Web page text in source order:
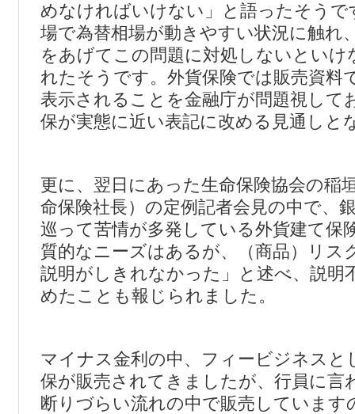
めなければいけない」と語ったそうで
場で為替相場が動きやすい状況に触れ
をあげてこの問題に対処しないといけ
れたそうです。外貨保険では販売資料
表示されることを金融庁が問題視して
保が実態に近い表記に改める見通しと
更に、翌日にあった生命保険協会の稲
命保険社長）の定例記者会見の中で、
巡って苦情が多発している外貨建て保
質的なニーズはあるが、（商品）リス
説明がしきれなかった」と述べ、説明
めたことも報じられました。
マイナス金利の中、フィービジネスと
保が販売されてきましたが、行員に言
断りづらい流れの中で販売しています